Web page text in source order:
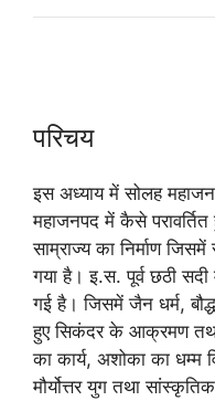
परिचय
इस अध्याय में सोलह
महाजनपद में कैसे
साम्राज्य का निर्माण
गया है। इ.स. पूर्व छठी
गई है। जिसमें जैन धर्म,
हुए सिकंदर के आक्रमण तथा
का कार्य, अशोका का धम्म
मौर्योत्तर युग तथा